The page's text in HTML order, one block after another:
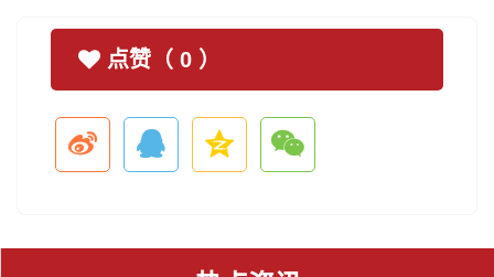
点赞（ 0 ）